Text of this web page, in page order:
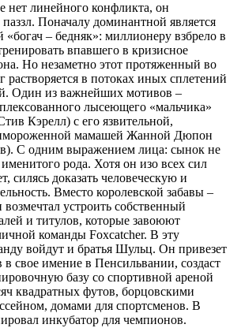
нет линейного конфликта, он
паззл. Поначалу доминантной является
– бедняк»: миллионеру взбрело в
впавшего в кризисное
Но незаметно этот протяженный во
растворяется в потоках иных сплетений
Один из важнейших мотивов –
лысеющего «мальчика»
Кэрелл) с его язвительной,
мамашей Жанной Дюпон
С одним выражением лица: сынок не
рода. Хотя он изо всех сил
силясь доказать человеческую и
Вместо королевской забавы –
устроить собственный
и титулов, которые завоюют
команды Foxcatcher. В эту
войдут и братья Шульц. Он привезет
в свое имение в Пенсильвании, создаст
базу со спортивной ареной
квадратных футов, борцовскими
домами для спортсменов. В
инкубатор для чемпионов.